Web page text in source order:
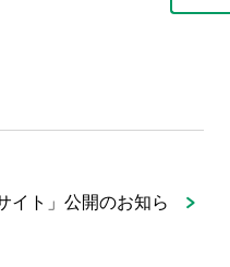
イト」公開のお知ら